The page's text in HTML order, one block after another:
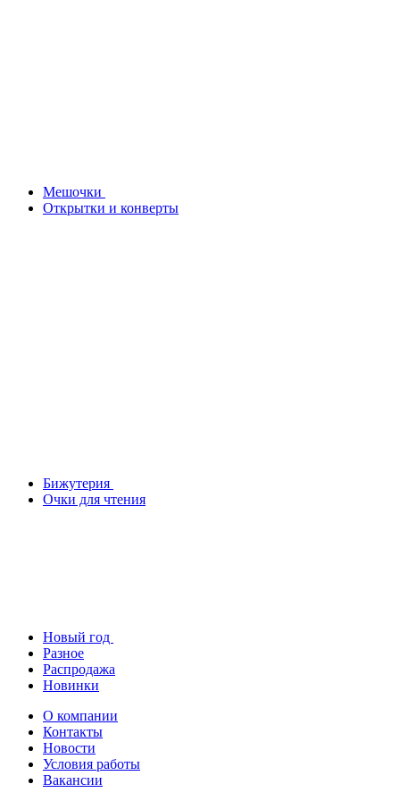
Мешочки
Открытки и конверты
Бижутерия
Очки для чтения
Новый год
Разное
Распродажа
Новинки
О компании
Контакты
Новости
Условия работы
Вакансии